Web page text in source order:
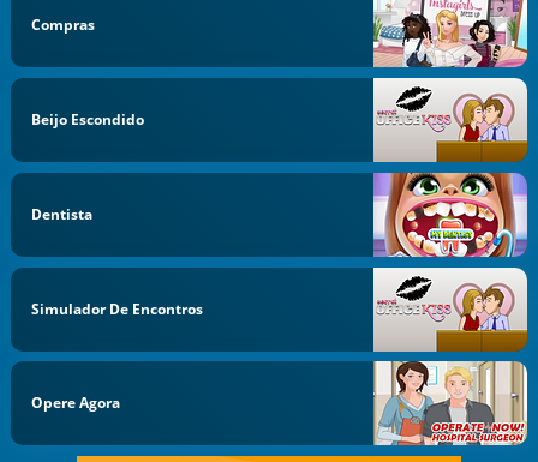
Compras
Beijo Escondido
Dentista
Simulador De Encontros
Opere Agora